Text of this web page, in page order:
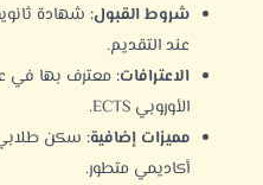
شروط القبول: شهادة
عند التقديم.
الاعترافات: معترف بها في
الأوروبي ECTS.
مميزات إضافية: سكن طلابي
أكاديمي متطور.